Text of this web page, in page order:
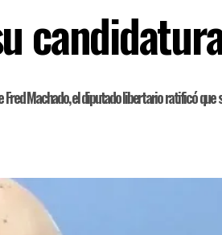
Machado, el diputado libertario ratificó que